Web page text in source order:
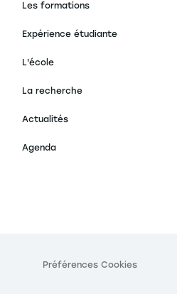
de confidentialité, en
Les formations
Expérience étudiante
L'école
La recherche
Actualités
Agenda
Préférences Cookies